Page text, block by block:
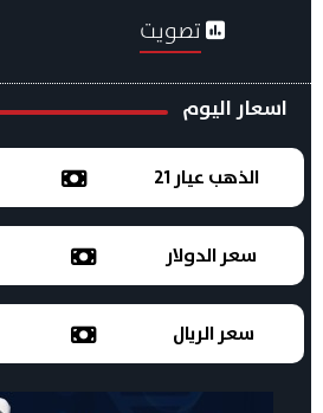
تصويت
اسعار اليوم
الذهب عيار 21
سعر الدولار
سعر الريال